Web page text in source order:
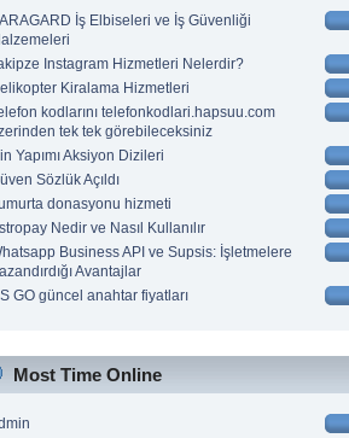
İş Elbiseleri ve İş Güvenliği
Instagram Hizmetleri Nelerdir?
Kiralama Hizmetleri
kodlarını telefonkodlari.hapsuu.com
tek tek görebileceksiniz
Yapımı Aksiyon Dizileri
Sözlük Açıldı
donasyonu hizmeti
Nedir ve Nasıl Kullanılır
Business API ve Supsis: İşletmelere
Avantajlar
GO güncel anahtar fiyatları
Most Time Online